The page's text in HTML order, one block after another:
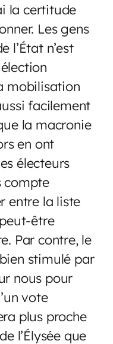
la certitude
Les gens
l’État n’est
mobilisation
facilement
la macronie
en ont
électeurs
compte
entre la liste
être
Par contre, le
stimulé par
nous pour
vote
plus proche
l’Élysée que